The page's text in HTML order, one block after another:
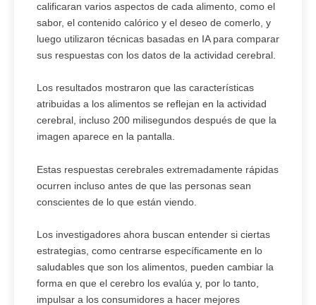
calificaran varios aspectos de cada alimento, como el
sabor, el contenido calórico y el deseo de comerlo, y
luego utilizaron técnicas basadas en IA para comparar
sus respuestas con los datos de la actividad cerebral.
Los resultados mostraron que las características
atribuidas a los alimentos se reflejan en la actividad
cerebral, incluso 200 milisegundos después de que la
imagen aparece en la pantalla.
Estas respuestas cerebrales extremadamente rápidas
ocurren incluso antes de que las personas sean
conscientes de lo que están viendo.
Los investigadores ahora buscan entender si ciertas
estrategias, como centrarse específicamente en lo
saludables que son los alimentos, pueden cambiar la
forma en que el cerebro los evalúa y, por lo tanto,
impulsar a los consumidores a hacer mejores